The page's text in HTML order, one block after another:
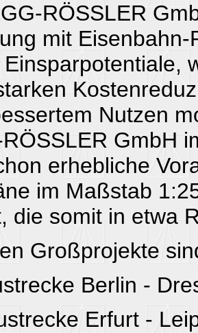
RÖSSLER
mit
Nutzen
GmbH
erhebliche
im Maßstab
die somit in etwa
Großprojekte
Berlin -
Erfurt -